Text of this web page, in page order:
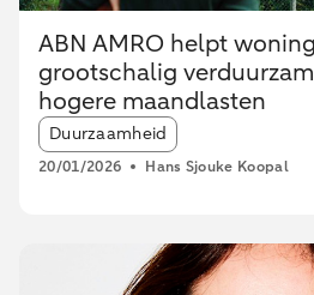
ABN AMRO helpt
grootschalig
hogere maandlasten
Article tags:
Duurzaamheid
20/01/2026 Hans Sjouke Koopal